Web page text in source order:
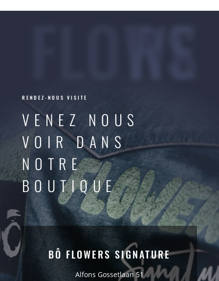
FLOWERS
RENDEZ-NOUS VISITE
VENEZ NOUS
VOIR DANS
NOTRE
BOUTIQUE
BÔ FLOWERS SIGNATURE
Alfons Gossetlaan 51